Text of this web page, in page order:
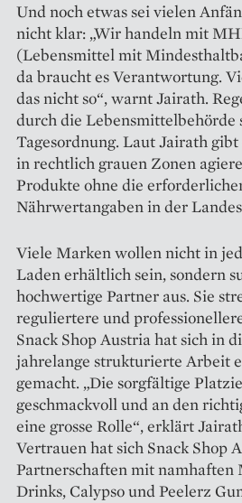
Und noch etwas sei vielen
nicht klar: „Wir handeln mit
(Lebensmittel mit
da braucht es Verantwortung.
das nicht so“, warnt Jairath.
durch die Lebensmittelbehörde
Tagesordnung. Laut Jairath
in rechtlich grauen Zonen
Produkte ohne die
Nährwertangaben in der
Viele Marken wollen nicht in
Laden erhältlich sein, sondern
hochwertige Partner aus. Sie
reguliertere und
Snack Shop Austria hat sich in
jahrelange strukturierte Arbeit
gemacht. „Die sorgfältige
geschmackvoll und an den
eine grosse Rolle“, erklärt
Vertrauen hat sich Snack Shop
Partnerschaften mit namhaften
Drinks, Calypso und Peelerz